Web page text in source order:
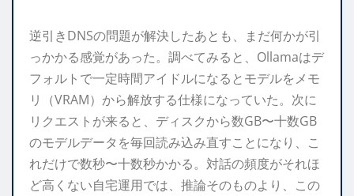
逆引きDNSの問題が解決したあとも、まだ何かが引
っかかる感覚があった。調べてみると、Ollamaはデ
フォルトで一定時間アイドルになるとモデルをメモ
リ（VRAM）から解放する仕様になっていた。次に
リクエストが来ると、ディスクから数GB〜十数GB
のモデルデータを毎回読み込み直すことになり、こ
れだけで数秒〜十数秒かかる。対話の頻度がそれほ
ど高くない自宅運用では、推論そのものより、この